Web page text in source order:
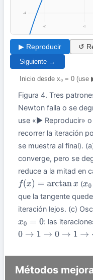
-2 -1
-4
▶ Reproducir ↺
Siguiente →
Inicio desde x₀ = 0 (use
Figura 4. Tres
Newton falla o se
use «▶ Reproducir»
recorrer la iteración
se muestra al final).
converge, pero se
reduce a la mitad en
f( x)= arctanx (x0
que la tangente
iteración lejos. (c)
x0 =0
: las
0 →1→0→ 1→ ⋯
Métodos